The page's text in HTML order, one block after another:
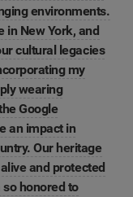
environments.
in New York, and
cultural legacies
my
wearing
Google
an impact in
Our heritage
and protected
honored to